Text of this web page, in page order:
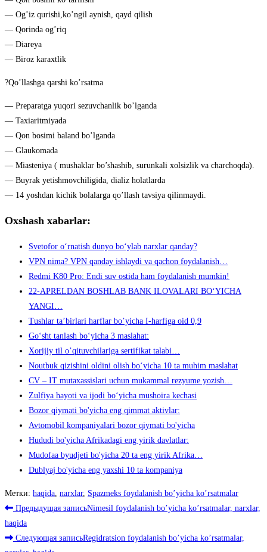
— Og’iz qurishi,ko’ngil aynish, qayd qilish
— Qorinda og’riq
— Diareya
— Biroz karaxtlik
?Qo’llashga qarshi ko’rsatma
— Preparatga yuqori sezuvchanlik bo’lganda
— Taxiaritmiyada
— Qon bosimi baland bo’lganda
— Glaukomada
— Miasteniya ( mushaklar bo’shashib, surunkali xolsizlik va charchoqda).
— Buyrak yetishmovchiligida, dializ holatlarda
— 14 yoshdan kichik bolalarga qo’llash tavsiya qilinmaydi.
Oxshash xabarlar:
Svetofor oʻrnatish dunyo boʻylab narxlar qanday?
VPN nima? VPN qanday ishlaydi va qachon foydalanish…
Redmi K80 Pro: Endi suv ostida ham foydalanish mumkin!
22-APRELDAN BOSHLAB BANK ILOVALARI BO‘YICHA
YANGI…
Tushlar ta’birlari harflar bo’yicha I-harfiga oid 0,9
Go‘sht tanlash bo‘yicha 3 maslahat:
Xorijiy til o’qituvchilariga sertifikat talabi…
Noutbuk qizishini oldini olish bo‘yicha 10 ta muhim maslahat
CV – IT mutaxassislari uchun mukammal rezyume yozish…
Zulfiya hayoti va ijodi bo‘yicha mushoira kechasi
Bozor qiymati bo'yicha eng qimmat aktivlar:
Avtomobil kompaniyalari bozor qiymati bo'yicha
Hududi bo'yicha Afrikadagi eng yirik davlatlar:
Mudofaa byudjeti bo'yicha 20 ta eng yirik Afrika…
Dublyaj bo'yicha eng yaxshi 10 ta kompaniya
Метки: haqida, narxlar, Spazmeks foydalanish bo’yicha ko’rsatmalar
Читать
далее
статьи
Предыдущая записьNimesil foydalanish bo’yicha ko’rsatmalar, narxlar,
haqida
Следующая записьRegidratsion foydalanish bo’yicha ko’rsatmalar,